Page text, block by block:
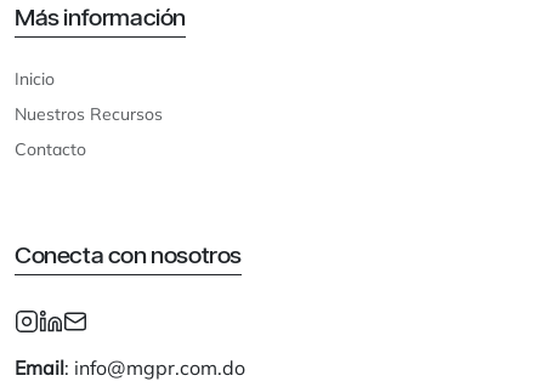
Más información
Inicio
Nuestros Recursos
Contacto
Conecta con nosotros
Email: info@mgpr.com.do